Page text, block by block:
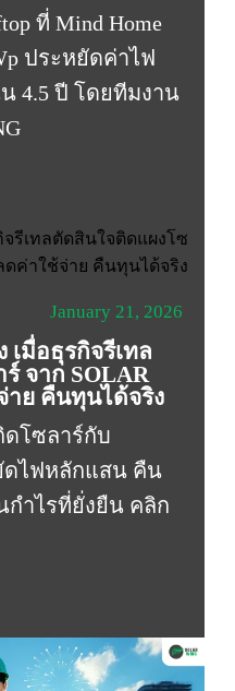
ที่ Mind Home
ประหยัดค่าไฟ
4.5 ปี โดยทีมงาน
January 21, 2026
มื่อธุรกิจรีเทล
จาก SOLAR
าย คืนทุนได้จริง
ดโซลาร์กับ
ดไฟหลักแสน คืน
กำไรที่ยั่งยืน คลิก